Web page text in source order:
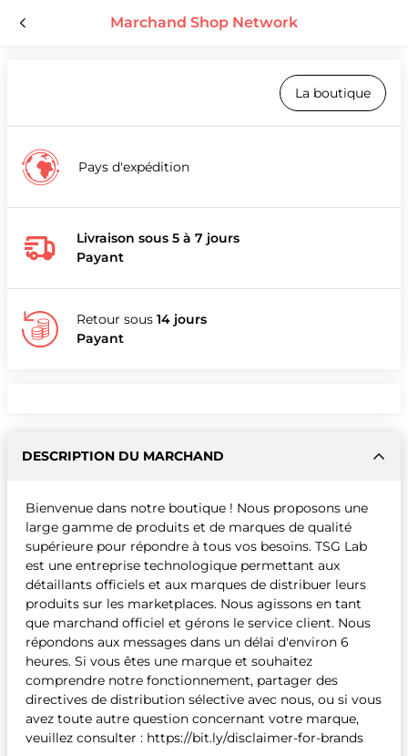
Marchand Shop Network
La boutique
Pays d'expédition
Livraison sous 5 à 7 jours
Payant
Retour sous 14 jours
Payant
DESCRIPTION DU MARCHAND
Bienvenue dans notre boutique ! Nous proposons une
large gamme de produits et de marques de qualité
supérieure pour répondre à tous vos besoins. TSG Lab
est une entreprise technologique permettant aux
détaillants officiels et aux marques de distribuer leurs
produits sur les marketplaces. Nous agissons en tant
que marchand officiel et gérons le service client. Nous
répondons aux messages dans un délai d'environ 6
heures. Si vous êtes une marque et souhaitez
comprendre notre fonctionnement, partager des
directives de distribution sélective avec nous, ou si vous
avez toute autre question concernant votre marque,
veuillez consulter : https://bit.ly/disclaimer-for-brands